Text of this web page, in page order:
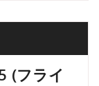
(フライ